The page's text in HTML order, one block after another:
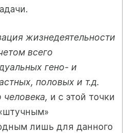
жизнедеятельности
всего
гено- и
половых и т.д.
человека, и с этой точки
лишь для данного